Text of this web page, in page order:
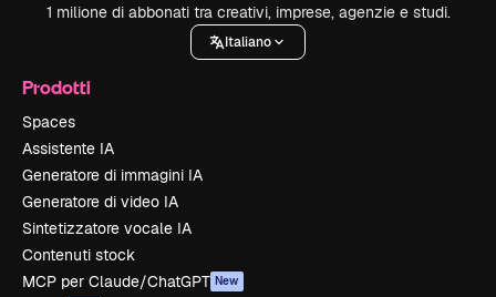
1 milione di abbonati tra creativi, imprese, agenzie e studi.
Italiano
Prodotti
Spaces
Assistente IA
Generatore di immagini IA
Generatore di video IA
Sintetizzatore vocale IA
Contenuti stock
MCP per Claude/ChatGPT New